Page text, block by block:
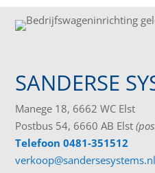
SANDERSE
Manege 18, 6662 WC Elst
Postbus 54, 6660 AB Elst
Telefoon 0481-351512
verkoop@sandersesystems.nl